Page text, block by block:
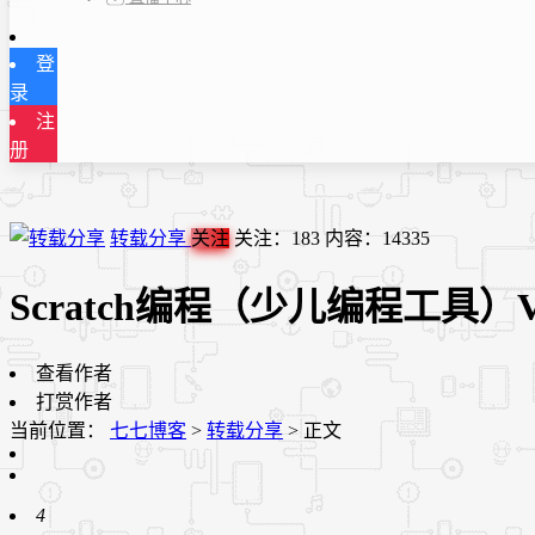
登
录
注
册
转载分享关注 关注： 183 内容： 14335
Scratch编程（少儿编程工具）
查看作者
打赏作者
当前位置： 七七博客 > 转载分享 > 正文
4